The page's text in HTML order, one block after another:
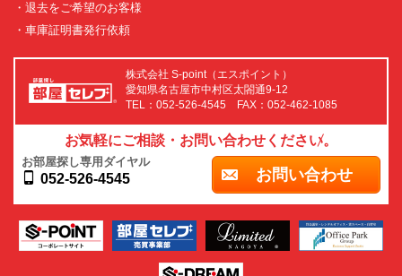
・退去をご希望のお客様
・車庫証明書発行依頼
株式会社 S-point（エスポイント）
愛知県名古屋市中村区太閤通9-12
TEL：052-526-4545 FAX：052-462-1085
お気軽にご相談・お問い合わせください。
お部屋探し専用ダイヤル
052-526-4545 お問い合わせ